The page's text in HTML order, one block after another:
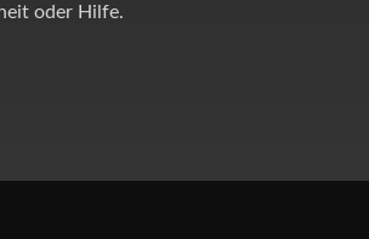
oder Hilfe.